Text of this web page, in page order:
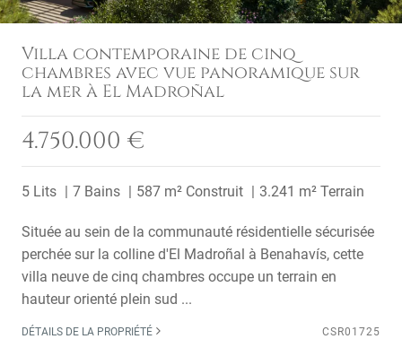
Villa contemporaine de cinq
chambres avec vue panoramique sur
la mer à El Madroñal
4.750.000 €
5 Lits 7 Bains 587 m² Construit 3.241 m² Terrain
Située au sein de la communauté résidentielle sécurisée
perchée sur la colline d'El Madroñal à Benahavís, cette
villa neuve de cinq chambres occupe un terrain en
hauteur orienté plein sud ...
DÉTAILS DE LA PROPRIÉTÉ CSR01725